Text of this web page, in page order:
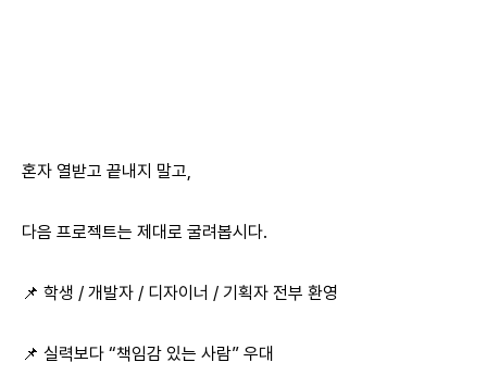
혼자 열받고 끝내지 말고,
다음 프로젝트는 제대로 굴려봅시다.
📌 학생 / 개발자 / 디자이너 / 기획자 전부 환영
📌 실력보다 “책임감 있는 사람” 우대